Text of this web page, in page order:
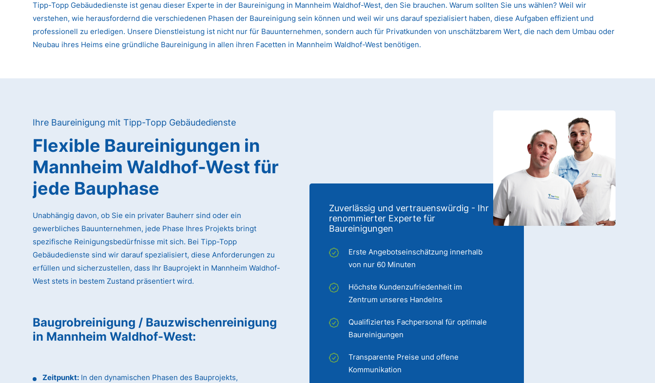
Tipp-Topp Gebäudedienste ist genau dieser Experte in der Baureinigung in Mannheim Waldhof-West, den Sie brauchen. Warum sollten Sie uns wählen? Weil wir
verstehen, wie herausfordernd die verschiedenen Phasen der Baureinigung sein können und weil wir uns darauf spezialisiert haben, diese Aufgaben effizient und
professionell zu erledigen. Unsere Dienstleistung ist nicht nur für Bauunternehmen, sondern auch für Privatkunden von unschätzbarem Wert, die nach dem Umbau oder
Neubau ihres Heims eine gründliche Baureinigung in allen ihren Facetten in Mannheim Waldhof-West benötigen.
Ihre Baureinigung mit Tipp-Topp Gebäudedienste
Zuverlässig und vertrauenswürdig - Ihr
renommierter Experte für
Baureinigungen
Erste Angebotseinschätzung innerhalb
von nur 60 Minuten
Höchste Kundenzufriedenheit im
Zentrum unseres Handelns
Qualifiziertes Fachpersonal für optimale
Baureinigungen
Transparente Preise und offene
Kommunikation
Flexible Baureinigungen in
Mannheim Waldhof-Westfür
jede Bauphase
Unabhängig davon, ob Sie ein privater Bauherr sind oder ein
gewerbliches Bauunternehmen, jede Phase Ihres Projekts bringt
spezifische Reinigungsbedürfnisse mit sich. Bei Tipp-Topp
Gebäudedienste sind wir darauf spezialisiert, diese Anforderungen zu
erfüllen und sicherzustellen, dass Ihr Bauprojekt in Mannheim Waldhof-
West stets in bestem Zustand präsentiert wird.
Baugrobreinigung / Bauzwischenreinigung
in Mannheim Waldhof-West:
Zeitpunkt: In den dynamischen Phasen des Bauprojekts,